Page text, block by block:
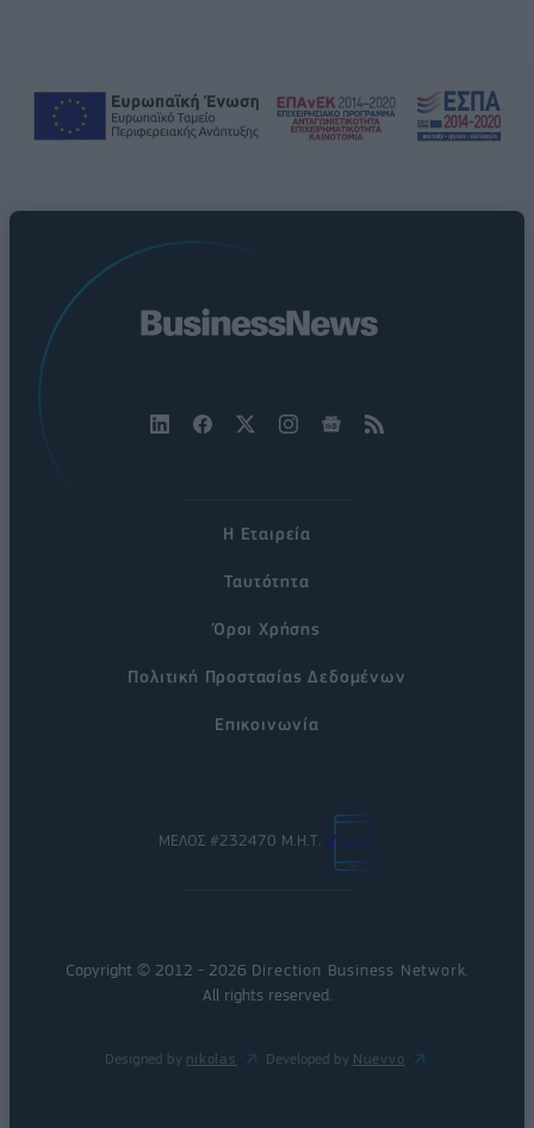
Η Εταιρεία
Ταυτότητα
Όροι Χρήσης
Πολιτική Προστασίας Δεδομένων
Επικοινωνία
ΜΕΛΟΣ #232470 Μ.Η.Τ.
Copyright © 2012 - 2026 Direction Business Network
All rights reserved.
Designed by nikolas Developed by Nuevvo